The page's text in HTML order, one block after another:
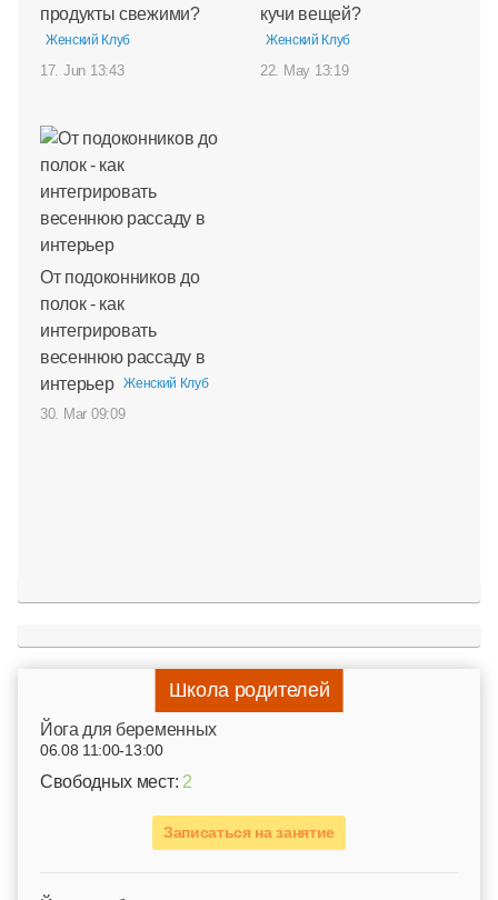
продукты свежими?
Женский Клуб
17. Jun 13:43
кучи вещей?
Женский Клуб
22. May 13:19
От подоконников до
полок - как
интегрировать
весеннюю рассаду в
интерьер
Женский Клуб
30. Mar 09:09
Школа родителей
Йога для беременных
06.08 11:00-13:00
Свободных мест: 2
Записаться на занятие